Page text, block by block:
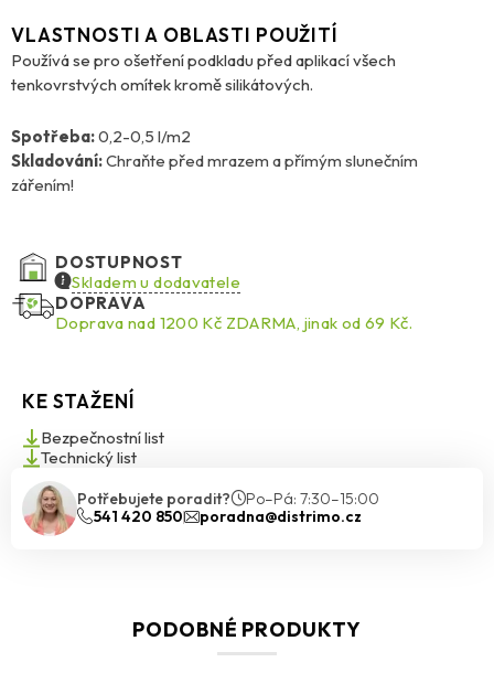
VLASTNOSTI A OBLASTI POUŽITÍ
Používá se pro ošetření podkladu před aplikací všech
tenkovrstvých omítek kromě silikátových.
Spotřeba:0,2-0,5 l/m2
Skladování:Chraňte před mrazem a přímým slunečním
zářením!
DOSTUPNOST
Skladem u dodavatele
DOPRAVA
Doprava nad 1200 Kč ZDARMA, jinak od 69 Kč.
KE STAŽENÍ
Bezpečnostní list
Technický list
Potřebujete poradit?
Po–Pá: 7:30–15:00
541 420 850
poradna@distrimo.cz
PODOBNÉ PRODUKTY